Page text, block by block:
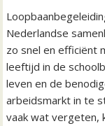
Nederlandse
zo snel en efficiënt
leeftijd in de
leven en de
arbeidsmarkt in te
vaak wat vergeten,